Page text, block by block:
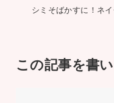
シミそばかすに！ネ
この記事を書